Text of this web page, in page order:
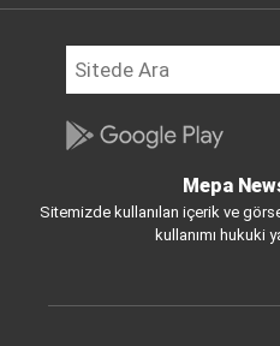
Mepa
Sitemizde kullanılan içerik ve
kullanımı hukuki